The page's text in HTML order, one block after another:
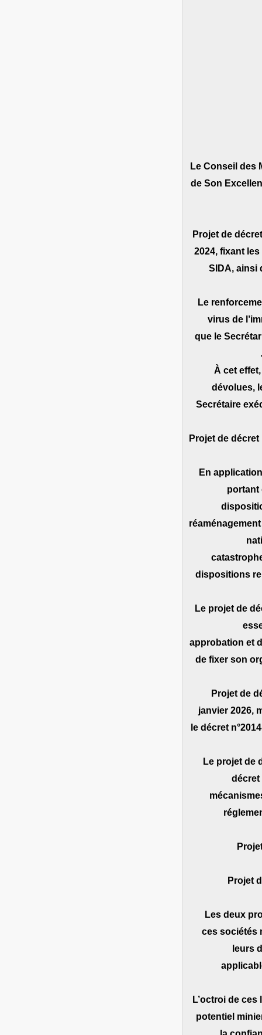
Le Conseil des
de Son
‐ Projet de
2024, fixant
SIDA, ainsi
Le
virus de
que le
À cet
dévolues,
Secrétaire
‐ Projet de
En
portant
dispositions
Le projet de
approbation et
de fixer son
‐ Projet de
janvier 2026,
le décret
Le projet de
décret
‐
‐
Les deux
ces sociétés
leurs
L’octroi de
potentiel